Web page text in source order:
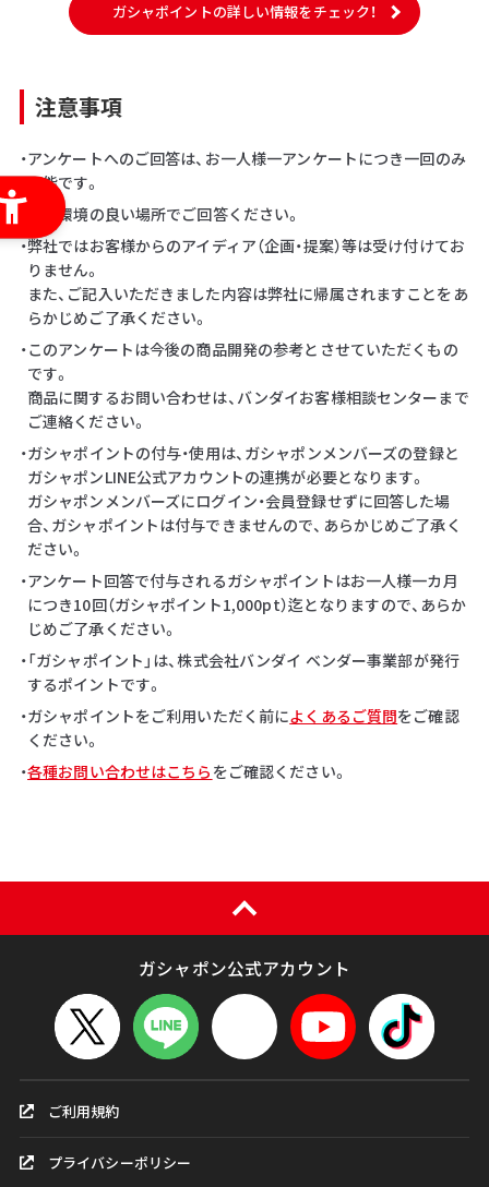
ガシャポイントの詳しい情報をチェック！
注意事項
・アンケートへのご回答は、お一人様一アンケートにつき一回のみ
可能です。
・通信環境の良い場所でご回答ください。
・弊社ではお客様からのアイディア（企画・提案）等は受け付けてお
りません。
また、ご記入いただきました内容は弊社に帰属されますことをあ
らかじめご了承ください。
・このアンケートは今後の商品開発の参考とさせていただくもの
です。
商品に関するお問い合わせは、バンダイお客様相談センターまで
ご連絡ください。
・ガシャポイントの付与・使用は、ガシャポンメンバーズの登録と
ガシャポンLINE公式アカウントの連携が必要となります。
ガシャポンメンバーズにログイン・会員登録せずに回答した場
合、ガシャポイントは付与できませんので、あらかじめご了承く
ださい。
・アンケート回答で付与されるガシャポイントはお一人様一カ月
につき10回（ガシャポイント1,000pt）迄となりますので、あらか
じめご了承ください。
・「ガシャポイント」は、株式会社バンダイ ベンダー事業部が発行
するポイントです。
・ガシャポイントをご利用いただく前によくあるご質問をご確認
ください。
・各種お問い合わせはこちら をご確認ください。
ガシャポン公式アカウント
ご利用規約
プライバシーポリシー